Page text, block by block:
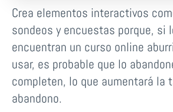
Crea elementos interactivos
sondeos y encuestas porque, si
encuentran un curso online
usar, es probable que lo
completen, lo que aumentará la
abandono.